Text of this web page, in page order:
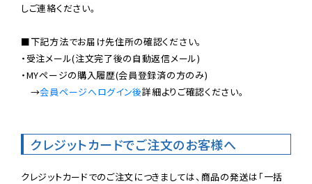
しご連絡ください。
■下記方法でお届け先住所の確認ください。
・受注メール(注文完了後の自動返信メール)
・MYページの購入履歴(会員登録済の方のみ)
→会員ページへログイン後詳細よりご確認ください。
クレジットカードでご注文のお客様へ
クレジットカードでのご注文につきましては、商品の発送は「一括